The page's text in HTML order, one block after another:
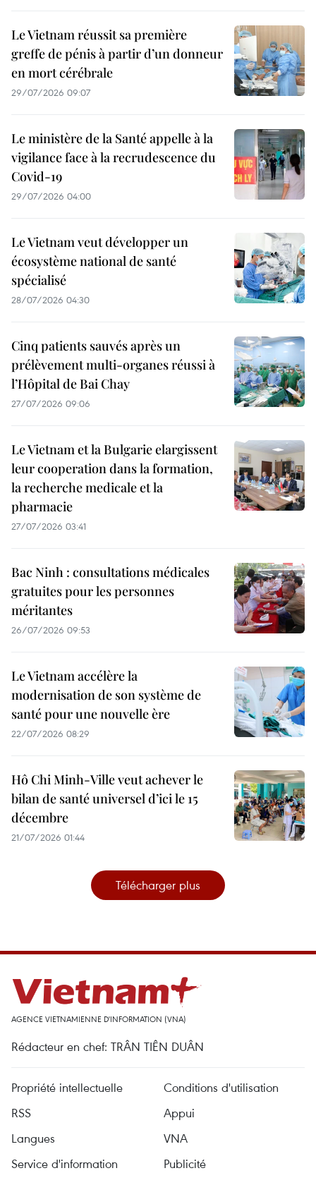
Le Vietnam réussit sa première
greffe de pénis à partir d’un donneur
en mort cérébrale
29/07/2026 09:07
Le ministère de la Santé appelle à la
vigilance face à la recrudescence du
Covid-19
29/07/2026 04:00
Le Vietnam veut développer un
écosystème national de santé
spécialisé
28/07/2026 04:30
Cinq patients sauvés après un
prélèvement multi-organes réussi à
l’Hôpital de Bai Chay
27/07/2026 09:06
Le Vietnam et la Bulgarie elargissent
leur cooperation dans la formation,
la recherche medicale et la
pharmacie
27/07/2026 03:41
Bac Ninh : consultations médicales
gratuites pour les personnes
méritantes
26/07/2026 09:53
Le Vietnam accélère la
modernisation de son système de
santé pour une nouvelle ère
22/07/2026 08:29
Hô Chi Minh-Ville veut achever le
bilan de santé universel d’ici le 15
décembre
21/07/2026 01:44
Télécharger plus
AGENCE VIETNAMIENNE D'INFORMATION (VNA)
Rédacteur en chef: TRÂN TIÊN DUÂN
Propriété intellectuelle
Conditions d'utilisation
RSS
Appui
Langues
VNA
Service d'information
Publicité